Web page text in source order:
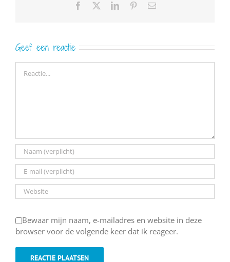
Facebook LinkedInPinterest
E-
Geef een reactie
Bewaar mijn naam, e-mailadres en website in deze
browser voor de volgende keer dat ik reageer.